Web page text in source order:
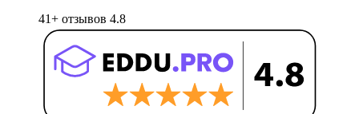
41+ отзывов 4.8